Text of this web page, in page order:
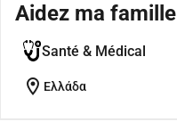
Aidez ma famille
Santé & Médical
location_on Ελλάδα